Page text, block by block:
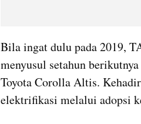
Bila ingat dulu pada 2019,
menyusul setahun
Toyota Corolla Altis.
elektrifikasi melalui adopsi